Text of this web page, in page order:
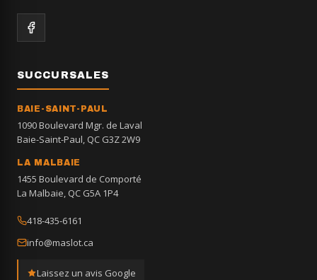
SUCCURSALES
BAIE-SAINT-PAUL
1090 Boulevard Mgr. de Laval
Baie-Saint-Paul, QC G3Z 2W9
LA MALBAIE
1455 Boulevard de Comporté
La Malbaie, QC G5A 1P4
418-435-6161
info@maslot.ca
Laissez un avis Google